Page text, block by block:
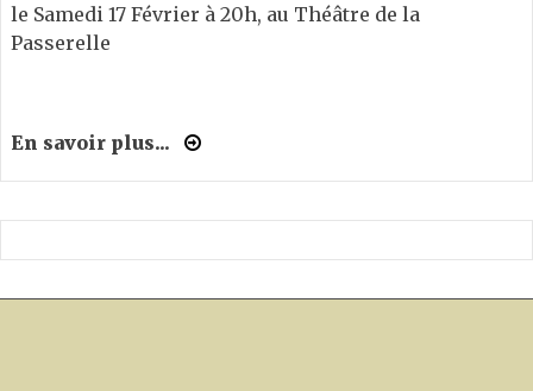
le Samedi 17 Février à 20h, au Théâtre de la
Passerelle
En savoir plus...